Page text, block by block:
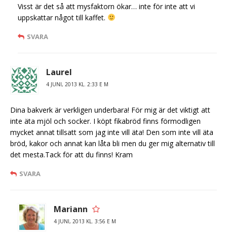
Visst är det så att mysfaktorn ökar… inte för inte att vi
uppskattar något till kaffet.
SVARA
Laurel
4 JUNI, 2013 KL. 2:33 E M
Dina bakverk är verkligen underbara! För mig är det viktigt att
inte äta mjöl och socker. I köpt fikabröd finns förmodligen
mycket annat tillsatt som jag inte vill äta! Den som inte vill äta
bröd, kakor och annat kan låta bli men du ger mig alternativ till
det mesta.Tack för att du finns! Kram
SVARA
Mariann
4 JUNI, 2013 KL. 3:56 E M